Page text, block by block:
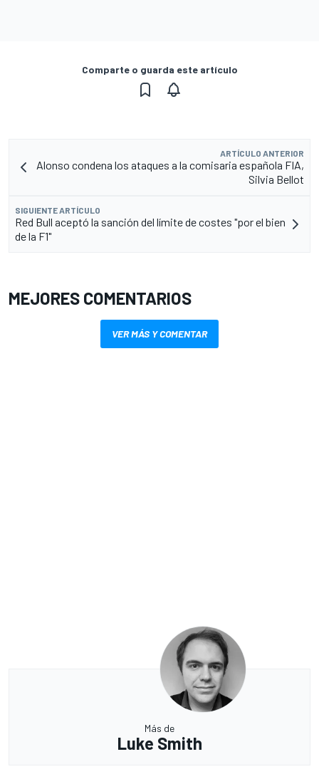
Comparte o guarda este artículo
ARTÍCULO ANTERIOR
Alonso condena los ataques a la comisaria española FIA,
Silvia Bellot
SIGUIENTE ARTÍCULO
Red Bull aceptó la sanción del límite de costes "por el bien
de la F1"
MEJORES COMENTARIOS
VER MÁS Y COMENTAR
Más de
Luke Smith